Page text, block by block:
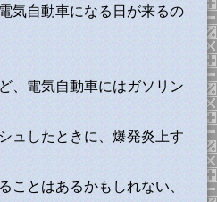
気自動車になる日が来るの
、電気自動車にはガソリン
ュしたときに、爆発炎上す
とはあるかもしれない、